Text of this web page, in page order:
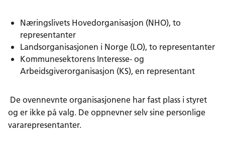
Næringslivets Hovedorganisasjon (NHO), to
representanter
Landsorganisasjonen i Norge (LO), to representanter
Kommunesektorens Interesse- og
Arbeidsgiverorganisasjon (KS), en representant
De ovennevnte organisasjonene har fast plass i styret
og er ikke på valg. De oppnevner selv sine personlige
vararepresentanter.